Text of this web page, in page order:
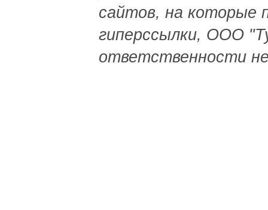
сайтов, на которые
гиперссылки, ООО
ответственности